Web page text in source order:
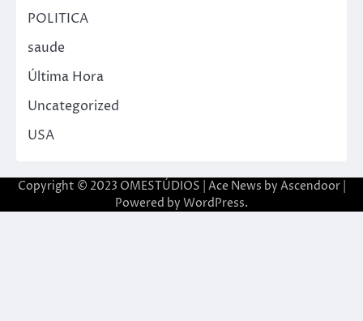
POLITICA
saude
Última Hora
Uncategorized
USA
Copyright © 2023 OMESTÚDIOS | Ace News by Ascendoor|
Powered by WordPress.